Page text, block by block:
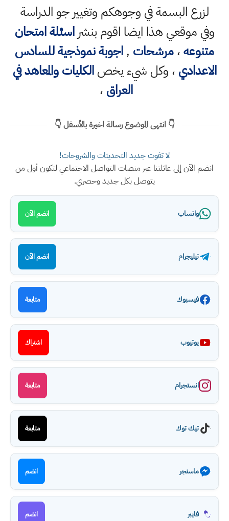
لزرع البسمة في وجوهكم وتغيير جو الدراسة
وفي موقعي هذا ايضا اقوم بنشراسئلة امتحان
متنوعه،مرشحات ,اجوبة نموذجية للسادس
الاعدادي ، وكل شيء يخصالكليات والمعاهد في
العراق ،
👇 انتهى الموضوع رسالة اخيرة بالأسفل 👇
لا تفوت جديد التحديثات والشروحات!
انضم الآن إلى عائلتنا عبر منصات التواصل الاجتماعي لتكون أول من
يتوصل بكل جديد وحصري.
واتساب انضم الآن
تيليجرام انضم الآن
فيسبوك متابعة
يوتيوب اشتراك
انستجرام متابعة
تيك توك متابعة
ماسنجر انضم
فايبر انضم